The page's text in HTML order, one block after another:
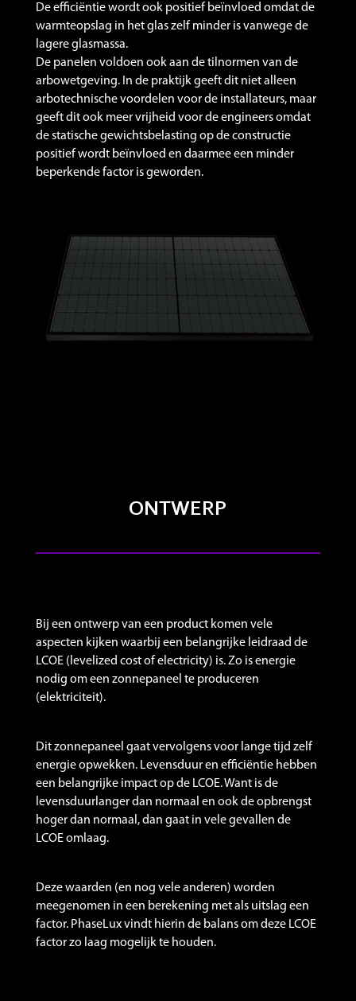
De efficiëntie wordt ook positief beïnvloed omdat de
warmteopslag in het glas zelf minder is vanwege de
lagere glasmassa.
De panelen voldoen ook aan de tilnormen van de
arbowetgeving. In de praktijk geeft dit niet alleen
arbotechnische voordelen voor de installateurs, maar
geeft dit ook meer vrijheid voor de engineers omdat
de statische gewichtsbelasting op de constructie
positief wordt beïnvloed en daarmee een minder
beperkende factor is geworden.
ONTWERP
Bij een ontwerp van een product komen vele
aspecten kijken waarbij een belangrijke leidraad de
LCOE (levelized cost of electricity) is. Zo is energie
nodig om een zonnepaneel te produceren
(elektriciteit).
Dit zonnepaneel gaat vervolgens voor lange tijd zelf
energie opwekken. Levensduur en efficiëntie hebben
een belangrijke impact op de LCOE. Want is de
levensduurlanger dan normaal en ook de opbrengst
hoger dan normaal, dan gaat in vele gevallen de
LCOE omlaag.
Deze waarden (en nog vele anderen) worden
meegenomen in een berekening met als uitslag een
factor. PhaseLux vindt hierin de balans om deze LCOE
factor zo laag mogelijk te houden.